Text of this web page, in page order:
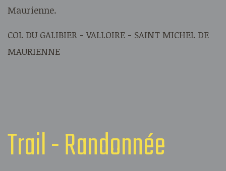
Maurienne.
COL DU GALIBIER - VALLOIRE - SAINT MICHEL DE
MAURIENNE
Trail - Randonnée